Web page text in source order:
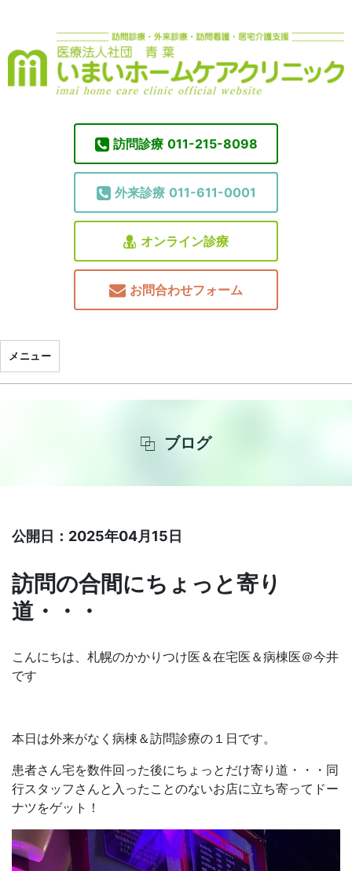
訪問診療 011-215-8098
外来診療 011-611-0001
オンライン診療
お問合わせフォーム
メニュー
ブログ
公開日：2025年04月15日
訪問の合間にちょっと寄り
道・・・
こんにちは、札幌のかかりつけ医＆在宅医＆病棟医＠今井
です
本日は外来がなく病棟＆訪問診療の１日です。
患者さん宅を数件回った後にちょっとだけ寄り道・・・同
行スタッフさんと入ったことのないお店に立ち寄ってドー
ナツをゲット！